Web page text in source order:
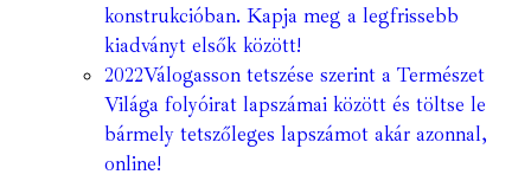
konstrukcióban. Kapja meg a legfrissebb
kiadványt elsők között!
2022Válogasson tetszése szerint a Természet
Világa folyóirat lapszámai között és töltse le
bármely tetszőleges lapszámot akár azonnal,
online!